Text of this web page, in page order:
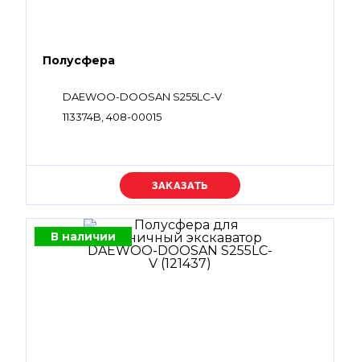
Полусфера
DAEWOO-DOOSAN S255LC-V
113374B, 408-00015
Уточняйте цену
В наличии